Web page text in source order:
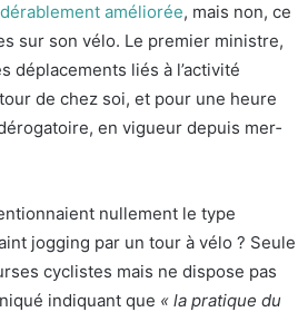
améliorée, mais non, ce
sur son vélo. Le pre­mier min­istre,
déplace­ments liés à l’activité
de chez soi, et pour une heure
en vigueur depuis mer­
nulle­ment le type
jog­ging par un tour à vélo ? Seule
cyclistes mais ne dis­pose pas
indi­quant que « la pra­tique du